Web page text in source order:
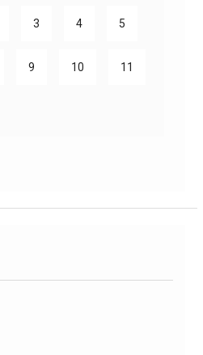
3 4 5
9 10 11